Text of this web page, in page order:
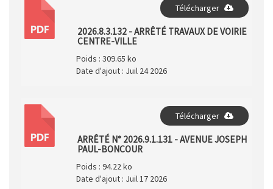
PDF
Télécharger
2026.8.3.132 - ARRÊTÉ TRAVAUX DE VOIRIE
CENTRE-VILLE
Poids : 309.65 ko
Date d'ajout : Juil 24 2026
PDF
Télécharger
ARRÊTÉ N° 2026.9.1.131 - AVENUE JOSEPH
PAUL-BONCOUR
Poids : 94.22 ko
Date d'ajout : Juil 17 2026